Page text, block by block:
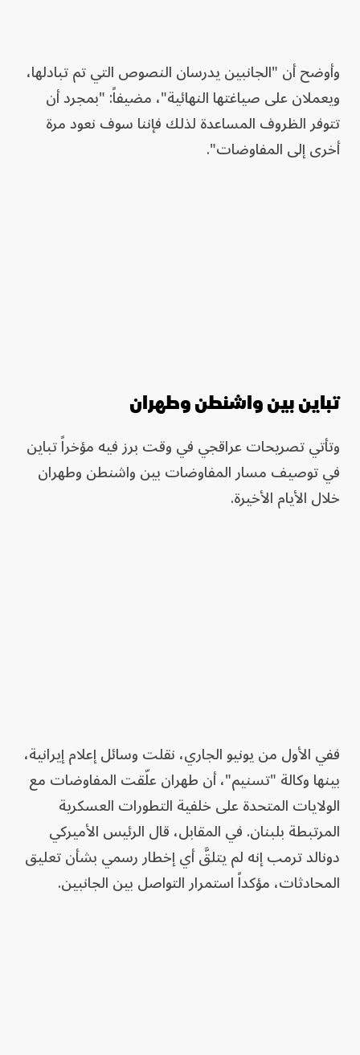
وأوضح أن "الجانبين يدرسان النصوص التي تم تبادلها،
ويعملان على صياغتها النهائية"، مضيفاً: "بمجرد أن
تتوفر الظروف المساعدة لذلك فإننا سوف نعود مرة
أخرى إلى المفاوضات".
تباين بين واشنطن وطهران
وتأتي تصريحات عراقجي في وقت برز فيه مؤخراً تباين
في توصيف مسار المفاوضات بين واشنطن وطهران
خلال الأيام الأخيرة.
ففي الأول من يونيو الجاري، نقلت وسائل إعلام إيرانية،
بينها وكالة "تسنيم"، أن طهران علّقت المفاوضات مع
الولايات المتحدة على خلفية التطورات العسكرية
المرتبطة بلبنان. في المقابل، قال الرئيس الأميركي
دونالد ترمب إنه لم يتلقَّ أي إخطار رسمي بشأن تعليق
المحادثات، مؤكداً استمرار التواصل بين الجانبين.